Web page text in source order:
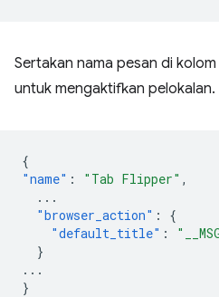
Sertakan nama pesan di
untuk mengaktifkan pelokalan.
{
"name" : "Tab Flipper" ,
...
"browser_action" :
{
"default_title" :
}
...
}